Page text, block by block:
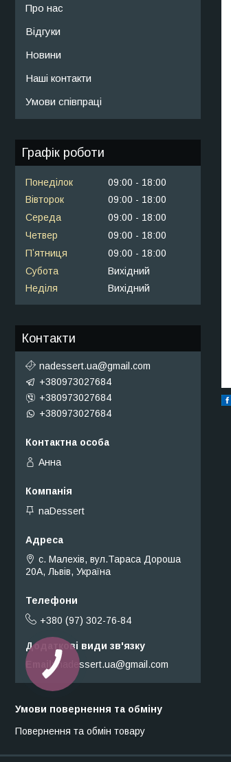
Про нас
Відгуки
Новини
Наші контакти
Умови співпраці
Графік роботи
Понеділок 09:00
18:00
Вівторок
09:00
18:00
Середа
09:00
18:00
Четвер
09:00
18:00
Пʼятниця
09:00
18:00
Субота
Вихідний
Неділя
Вихідний
Контакти
nadessert.ua@gmail.com
+380973027684
+380973027684
+380973027684
Анна
naDessert
с. Малехів, вул.Тараса Дороша
20А, Львів, Україна
+380 (97) 302-76-84
Email nadessert.ua@gmail.com
Умови повернення та обміну
Повернення та обмін товару